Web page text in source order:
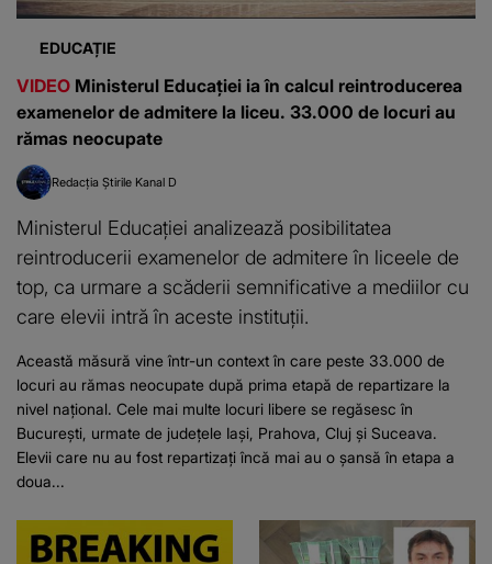
EDUCAȚIE
VIDEO Ministerul Educației ia în calcul reintroducerea
examenelor de admitere la liceu. 33.000 de locuri au
rămas neocupate
Redacția Știrile Kanal D
Ministerul Educației analizează posibilitatea
reintroducerii examenelor de admitere în liceele de
top, ca urmare a scăderii semnificative a mediilor cu
care elevii intră în aceste instituții.
Această măsură vine într-un context în care peste 33.000 de
locuri au rămas neocupate după prima etapă de repartizare la
nivel național. Cele mai multe locuri libere se regăsesc în
București, urmate de județele Iași, Prahova, Cluj și Suceava.
Elevii care nu au fost repartizați încă mai au o șansă în etapa a
doua...